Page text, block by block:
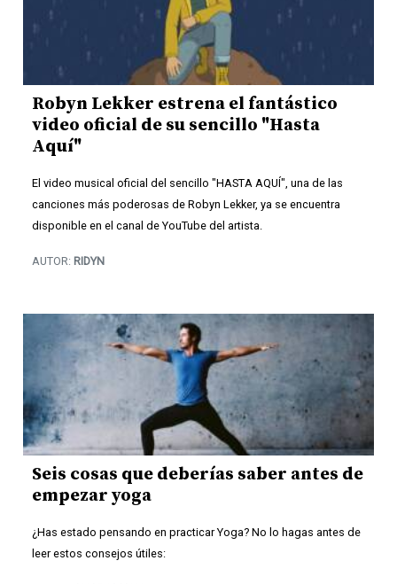
Robyn Lekker estrena el fantástico
video oficial de su sencillo "Hasta
Aquí"
El video musical oficial del sencillo "HASTA AQUÍ", una de las
canciones más poderosas de Robyn Lekker, ya se encuentra
disponible en el canal de YouTube del artista.
AUTOR: RIDYN
Seis cosas que deberías saber antes de
empezar yoga
¿Has estado pensando en practicar Yoga? No lo hagas antes de
leer estos consejos útiles: